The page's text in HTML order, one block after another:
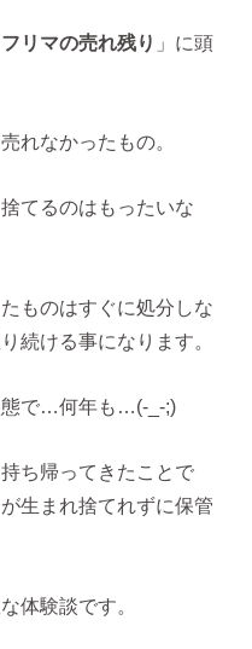
フリマの売れ残り 」に頭
れなかったもの。
てるのはもったいな
ものはすぐに処分しな
続ける事になります。
態で…何年も…(-_-;)
ち帰ってきたことで
生まれ捨てれずに保管
体験談です。